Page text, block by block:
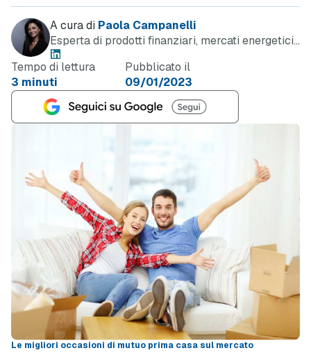
A cura di Paola Campanelli
Esperta di prodotti finanziari, mercati energetici
e telefonia
Tempo di lettura
3 minuti
Pubblicato il
09/01/2023
Le migliori occasioni di mutuo prima casa sul mercato